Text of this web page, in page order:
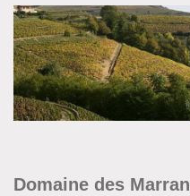
Domaine des